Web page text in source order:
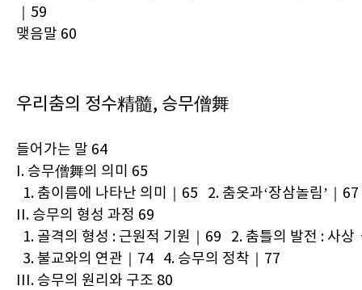
｜59
맺음말 60
우리춤의 정수精髓, 승무僧舞
들어가는 말 64
I. 승무僧舞의 의미 65
1. 춤이름에 나타난 의미｜65 2. 춤옷과‘장삼놀림’｜67
II. 승무의 형성 과정 69
1. 골격의 형성 : 근원적 기원｜69 2. 춤틀의 발전 : 사상
3. 불교와의 연관｜74 4. 승무의 정착｜77
III. 승무의 원리와 구조 80